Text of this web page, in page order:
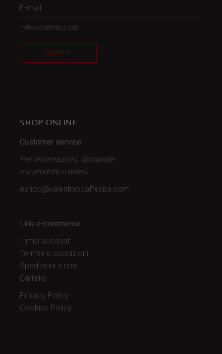
* Ricevi offerte e info
ISCRIVITI
SHOP ONLINE
Customer service
Per informazioni, domande
sui prodotti e ordini:
eshop@valentinocaffespa.com
Link e-commerce:
Il mio account
Termini e condizioni
Spedizioni e resi
Carrello
Privacy Policy
Cookies Policy